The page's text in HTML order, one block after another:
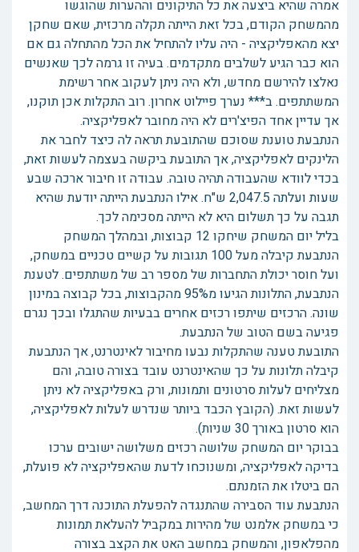
אמרה שהיא ביצעה את כל התיקונים וההערות שהוגשו
מהמשחק הקודם, בכל זאת הייתה תקלה מרכזית, שאם שחקן
יצא מהאפליקציה - היה עליו להתחיל את הכל מהתחלה גם אם
הוא כבר הגיע לשלבים מתקדמים. בעיה זו גרמה לכך שאנשים
נאלצו להירשם מחדש, ולא היה ניתן לעקוב אחר רשימת
המשתתפים. ב*** נערך פיילוט אחרון. רוב התקלות אכן תוקנו,
אך עדיין אחד הפיצ'רים לא היה מחובר לאפליקציה.
הנתבעת טוענת שסוכם שהתובעת תראה לה כיצד לחבר את
הלינקים לאפליקציה, אך התובעת ביקשה בעצמה לעשות זאת,
בכדי לוודא שהעבודה תהיה טובה. עבודה זו חיבור ארכה שבע
שעות ועלתה 2,047.5 ש"ח. אילו הנתבעת הייתה יודעת שהיא
תגבה על כך תשלום היא לא הייתה מסכימה לכך.
בליל יום המשחק שיחקו 12 קבוצות, ובמהלך המשחק
הנתבעת קיבלה מעל 100 תגובות על קשיים טכניים במשחק,
ועל חוסר יכולת התחברות של מספר רב של משתתפים. לטענת
הנתבעת, התלונות הגיעו מ95% מהקבוצות, בכל קבוצה במינון
שונה. הרכזים שיתפו רכזים אחרים בבעיות שהתגלו ובכך נגרם
פגיעה בשם הטוב של הנתבעת.
התובעת טענה שהתקלות נבעו מחיבור לאינטרנט, אך הנתבעת
קיבלה תלונות על כך שהאינטרנט עובד בצורה טובה, והם
מצליחים לעלות סרטונים ותמונות, ורק באפליקציה לא ניתן
לעשות זאת. (הקובץ הכבד ביותר שנדרש לעלות לאפליקציה,
הוא סרטון באורך 30 שניות).
בבוקר יום המשחק שלושה רכזים משלושה ישובים ערכו
בדיקה לאפליקציה, ומשנוכחו לדעת שהאפליקציה לא פועלת,
הם ביטלו את הזמנתם.
הנתבעת עוד הסבירה שהתנגדה להפעלת התוכנה דרך המחשב,
כי במשחק אלמנט של מהירות במקביל להעלאת תמונות
מהפלאפון, והמשחק במחשב האט את הקצב בצורה